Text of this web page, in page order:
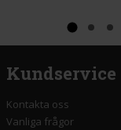
Kundservice
Kontakta oss
Vanliga frågor